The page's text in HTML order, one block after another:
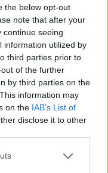
the below opt-out
note that after your
continue seeing
information utilized by
third parties prior to
of the further
by third parties on the
information may
on the IAB’s List of
disclose it to other
az egyik
amely a
szerzett